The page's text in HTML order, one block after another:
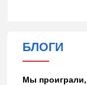
БЛОГИ
Мы